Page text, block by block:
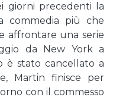
giorni precedenti la
commedia più che
affrontare una serie
da New York a
è stato cancellato a
Martin finisce per
con il commesso